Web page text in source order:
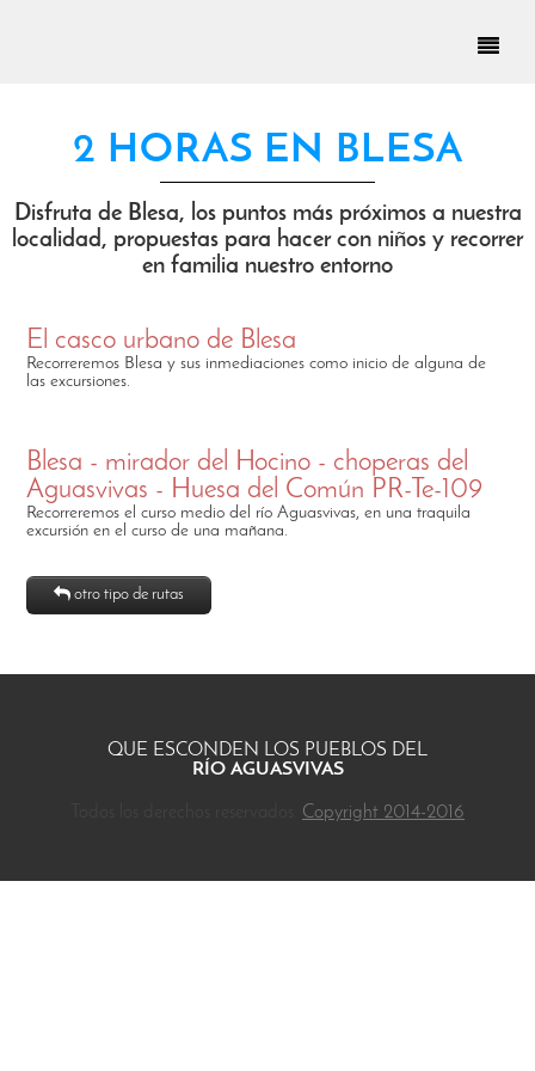
2 HORAS EN BLESA
Disfruta de Blesa, los puntos más próximos a nuestra
localidad, propuestas para hacer con niños y recorrer
en familia nuestro entorno
El casco urbano de Blesa
Recorreremos Blesa y sus inmediaciones como inicio de alguna de
las excursiones.
Blesa - mirador del Hocino - choperas del
Aguasvivas - Huesa del Común PR-Te-109
Recorreremos el curso medio del río Aguasvivas, en una traquila
excursión en el curso de una mañana.
otro tipo de rutas
QUE ESCONDEN LOS PUEBLOS DEL
RÍO AGUASVIVAS
Copyright 2014-2016